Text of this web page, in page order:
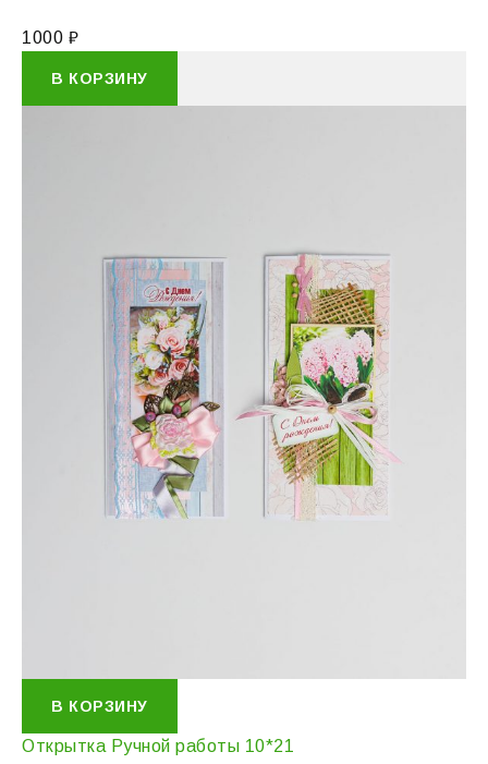
1000 ₽
В КОРЗИНУ
В КОРЗИНУ
Открытка Ручной работы 10*21